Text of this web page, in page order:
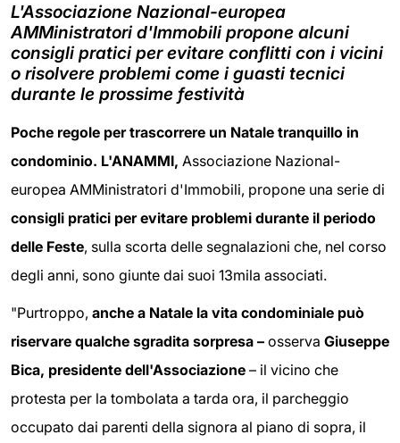
L'Associazione Nazional-europea
AMMinistratori d'Immobili propone alcuni
consigli pratici per evitare conflitti con i vicini
o risolvere problemi come i guasti tecnici
durante le prossime festività
Poche regole per trascorrere un Natale tranquillo in
condominio. L'ANAMMI, Associazione Nazional-
europea AMMinistratori d'Immobili, propone una serie di
consigli pratici per evitare problemi durante il periodo
delle Feste, sulla scorta delle segnalazioni che, nel corso
degli anni, sono giunte dai suoi 13mila associati.
"Purtroppo, anche a Natale la vita condominiale può
riservare qualche sgradita sorpresa – osserva Giuseppe
Bica, presidente dell'Associazione – il vicino che
protesta per la tombolata a tarda ora, il parcheggio
occupato dai parenti della signora al piano di sopra, il